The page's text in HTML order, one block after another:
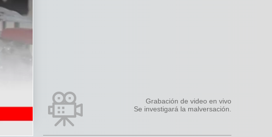
Grabación de video en vivo
Se investigará la malversación.